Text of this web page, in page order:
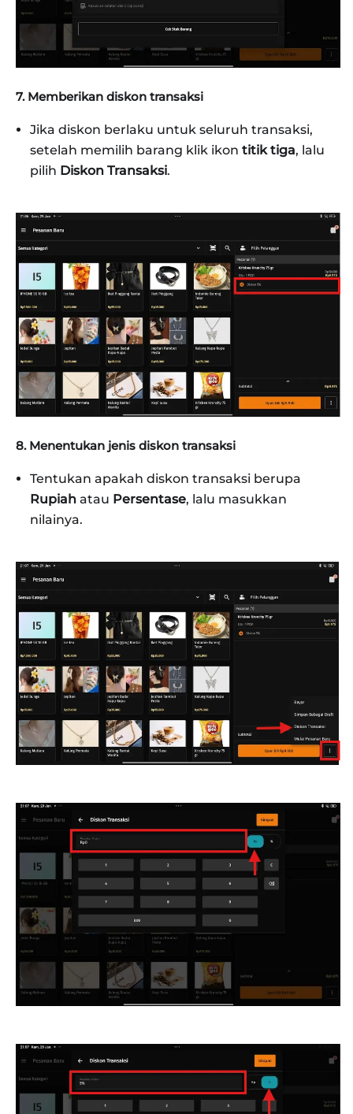
7. Memberikan diskon transaksi
Jika diskon berlaku untuk seluruh transaksi,
setelah memilih barang klik ikon titik tiga, lalu
pilih Diskon Transaksi.
8. Menentukan jenis diskon transaksi
Tentukan apakah diskon transaksi berupa
Rupiah atau Persentase, lalu masukkan
nilainya.